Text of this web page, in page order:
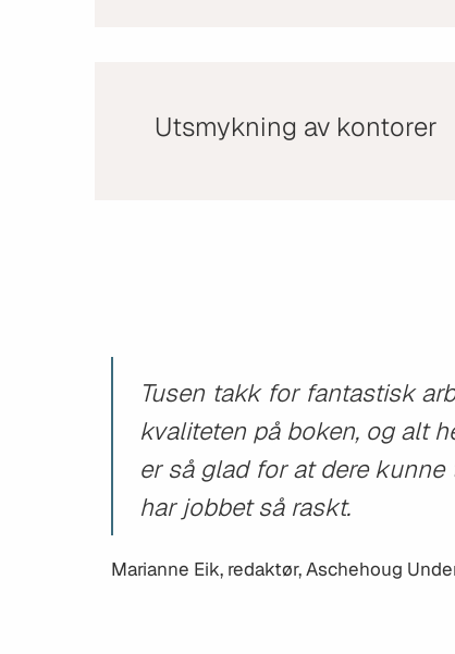
Utsmykning av kontorer
Tusen takk for fantastisk
kvaliteten på boken, og alt
er så glad for at dere
har jobbet så raskt.
Marianne Eik, redaktør, Aschehoug